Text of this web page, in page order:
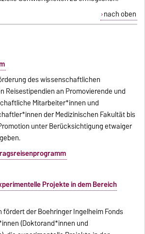
nach oben
des wissenschaftlichen
Reisestipendien an Promovierende und
Mitarbeiter*innen und
der Medizinischen Fakultät bis
unter Berücksichtigung etwaiger
Projekte in dem Bereich
fördert der Boehringer Ingelheim Fonds
(Doktorand*innen und